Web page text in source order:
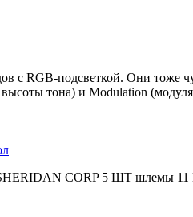
с RGB-подсветкой. Они
тона) и Modulation
CORP 5 ШТ шлемы 11